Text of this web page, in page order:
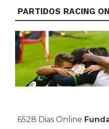
PARTIDOS RACING
6528 Dias Online